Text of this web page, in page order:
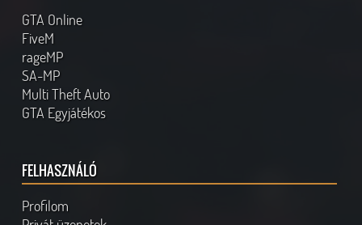
GTA Online
FiveM
rageMP
SA-MP
Multi Theft Auto
GTA Egyjátékos
FELHASZNÁLÓ
Profilom